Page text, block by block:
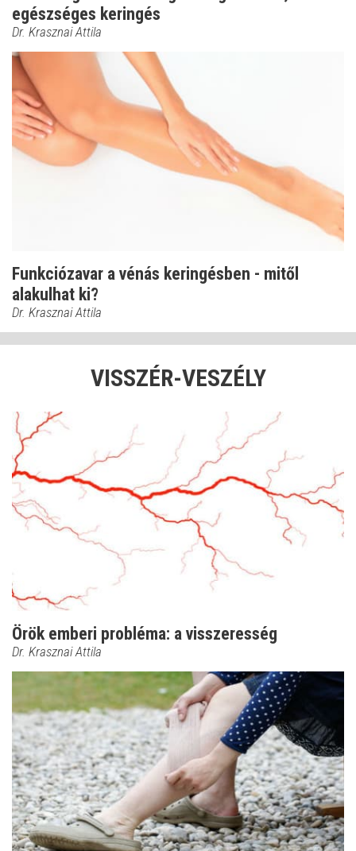
egészséges keringés
Dr. Krasznai Attila
Funkciózavar a vénás keringésben - mitől
alakulhat ki?
Dr. Krasznai Attila
VISSZÉR-VESZÉLY
Örök emberi probléma: a visszeresség
Dr. Krasznai Attila